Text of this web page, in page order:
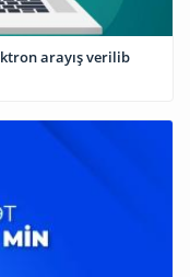
arayış verilib